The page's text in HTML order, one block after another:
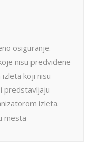
osiguranje.
nisu predviđene
koji nisu
predstavljaju
izleta.
mesta